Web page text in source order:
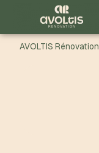
AVOLTIS Rénovation